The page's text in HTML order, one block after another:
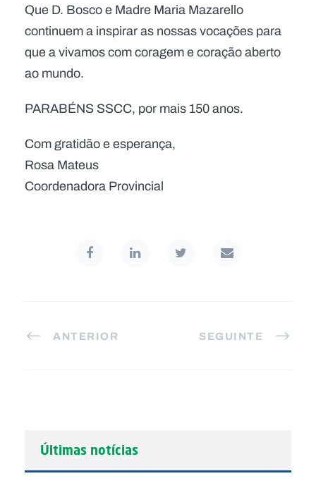
Que D. Bosco e Madre Maria Mazarello
continuem a inspirar as nossas vocações para
que a vivamos com coragem e coração aberto
ao mundo.
PARABÉNS SSCC, por mais 150 anos.
Com gratidão e esperança,
Rosa Mateus
Coordenadora Provincial
ANTERIOR SEGUINTE
Últimas notícias